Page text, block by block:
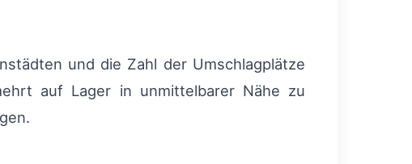
und die Zahl der Umschlagplätze
auf Lager in unmittelbarer Nähe zu